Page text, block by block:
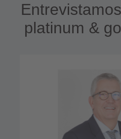
platinum &